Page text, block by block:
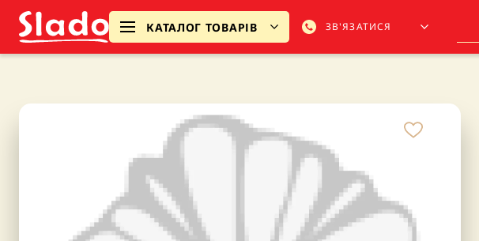
КАТАЛОГ ТОВАРІВ ЗВ'ЯЗАТИСЯ